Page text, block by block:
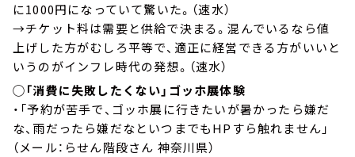
に1000円になっていて驚いた。（速水）
→チケット料は需要と供給で決まる。混んでいるなら値
上げした方がむしろ平等で、適正に経営できる方がいいと
いうのがインフレ時代の発想。（速水）
◯「消費に失敗したくない」ゴッホ展体験
・「予約が苦手で、ゴッホ展に行きたいが暑かったら嫌だ
な、雨だったら嫌だなといつまでもHPすら触れません」
（メール：らせん階段さん 神奈川県）